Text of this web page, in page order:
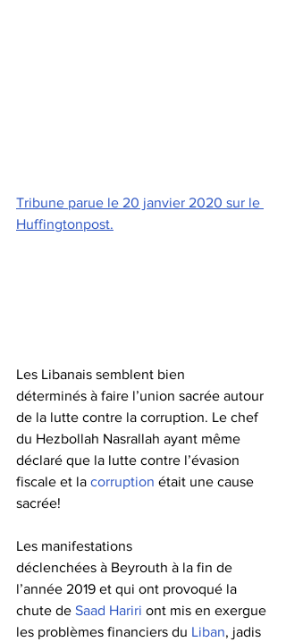
Tribune parue le 20 janvier 2020 sur le
Huffingtonpost.
Les Libanais semblent bien
déterminés à faire l’union sacrée autour
de la lutte contre la corruption. Le chef
du Hezbollah Nasrallah ayant même
déclaré que la lutte contre l’évasion
fiscale et la corruption était une cause
sacrée!
Les manifestations
déclenchées à Beyrouth à la fin de
l’année 2019 et qui ont provoqué la
chute de Saad Hariri ont mis en exergue
les problèmes financiers du Liban, jadis